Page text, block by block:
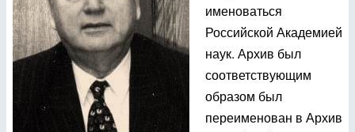
именоваться
Российской Академией
наук. Архив был
соответствующим
образом был
переименован в Архив